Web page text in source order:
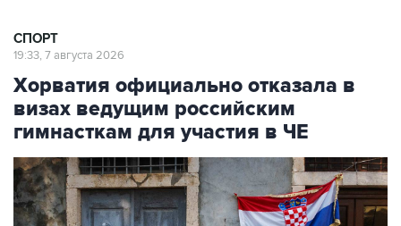
СПОРТ
19:33, 7 августа 2026
Хорватия официально отказала в
визах ведущим российским
гимнасткам для участия в ЧЕ